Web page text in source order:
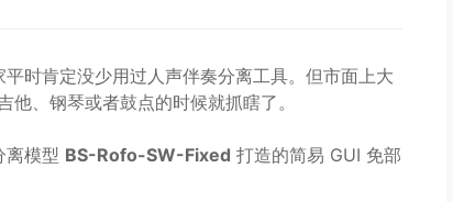
时肯定没少用过人声伴奏分离工具。但市面上大
、钢琴或者鼓点的时候就抓瞎了。
模型 BS-Rofo-SW-Fixed 打造的简易 GUI 免部